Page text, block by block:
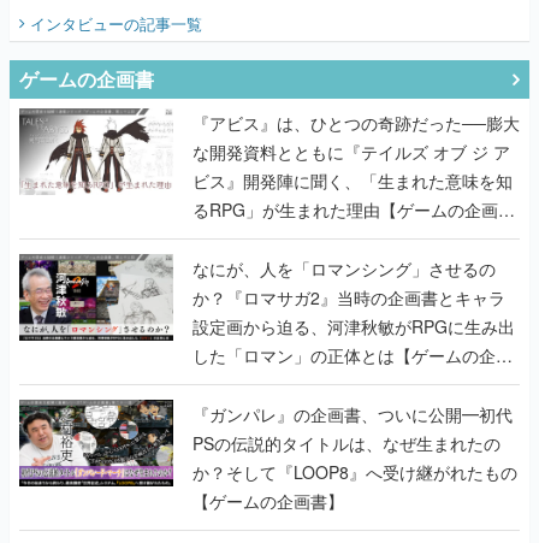
『アビス』は、ひとつの奇跡だった──膨大
な開発資料とともに『テイルズ オブ ジ ア
るRPG」が生まれた理由【ゲームの企画
書】
なにが、人を「ロマンシング」させるの
か？『ロマサガ2』当時の企画書とキャラ
設定画から迫る、河津秋敏がRPGに生み出
した「ロマン」の正体とは【ゲームの企画
書】
『ガンパレ』の企画書、ついに公開━初代
PSの伝説的タイトルは、なぜ生まれたの
か？そして『LOOP8』へ受け継がれたもの
【ゲームの企画書】
世界が認めるゲームデザイナー・上田文人
とはいったい何が凄いのか？ ヨコオタロ
ウ・外山圭一郎らと共に『ICO』に込めら